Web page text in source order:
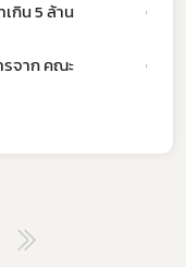
กิน 5 ล้าน 01/
จาก คณะ
01/